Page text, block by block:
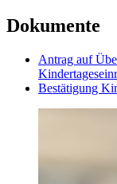
Dokumente
Antrag auf
Bestätigung